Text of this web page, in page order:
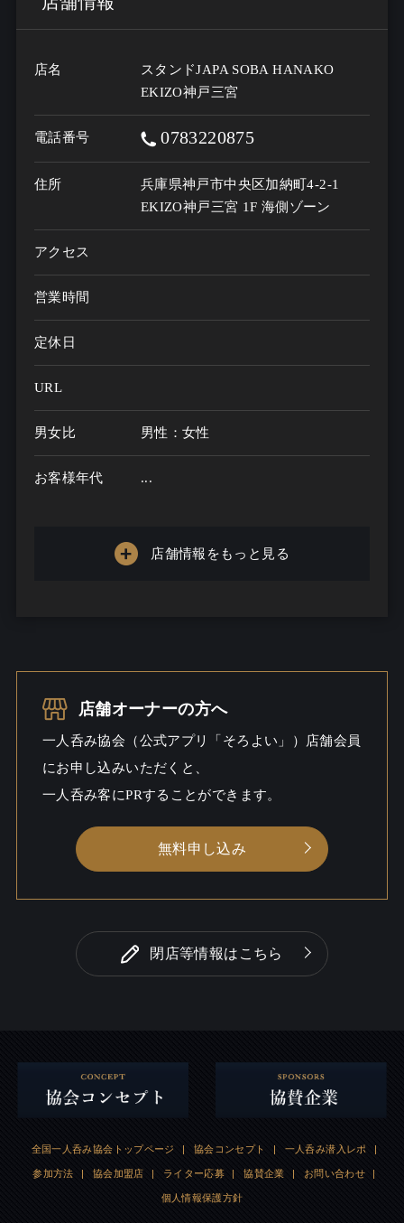
店名
スタンドJAPA SOBA HANAKO
EKIZO神戸三宮
電話番号 0783220875
住所
兵庫県神戸市中央区加納町4-2-1
EKIZO神戸三宮 1F 海側ゾーン
アクセス
営業時間
定休日
URL
男女比 男性：女性
お客様年代 ...
シーン
店舗情報をもっと見る
店舗オーナーの方へ
一人呑み協会（公式アプリ「そろよい」）店舗会員
にお申し込みいただくと、
一人呑み客にPRすることができます。
無料申し込み
閉店等情報はこちら
全国一人呑み協会トップページ | 協会コンセプト | 一人呑み潜入レポ |
参加方法 | 協会加盟店 | ライター応募 | 協賛企業 | お問い合わせ |
個人情報保護方針